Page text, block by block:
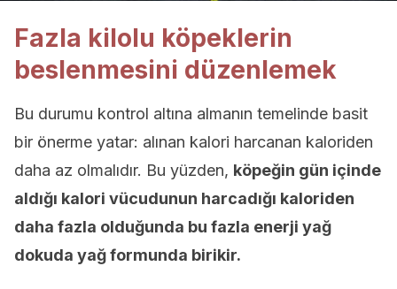
Fazla kilolu köpeklerin
beslenmesini düzenlemek
Bu durumu kontrol altına almanın temelinde basit
bir önerme yatar: alınan kalori harcanan kaloriden
daha az olmalıdır. Bu yüzden, köpeğin gün içinde
aldığı kalori vücudunun harcadığı kaloriden
daha fazla olduğunda bu fazla enerji yağ
dokuda yağ formunda birikir.